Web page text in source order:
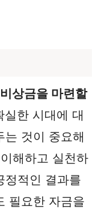
상금을 마련할
실한 시대에 대
는 것이 중요해
해하고 실천하
정적인 결과를
필요한 자금을